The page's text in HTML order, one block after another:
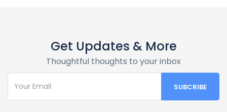
Get Updates & More
Thoughtful thoughts to your inbox